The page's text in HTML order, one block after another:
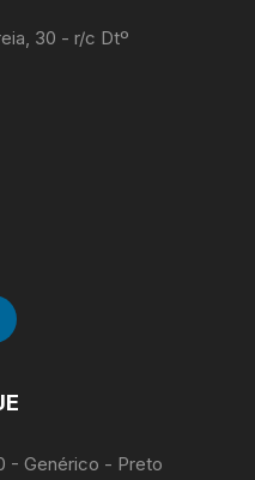
30 - r/c Dtº
- Genérico - Preto